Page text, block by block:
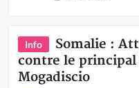
Info
Somalie :
contre le principal
Mogadiscio